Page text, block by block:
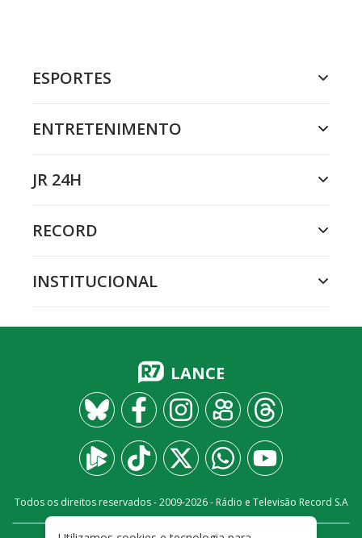
ESPORTES
ENTRETENIMENTO
JR 24H
RECORD
INSTITUCIONAL
LANCE
Todos os direitos reservados - 2009-2026- Rádio e Televisão Record S.A